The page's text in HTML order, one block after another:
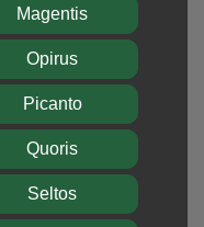
Magentis
Opirus
Picanto
Quoris
Seltos